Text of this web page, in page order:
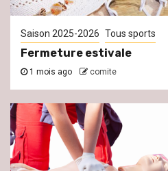
Saison 2025-2026 Tous sports
Fermeture estivale
1 mois ago comite